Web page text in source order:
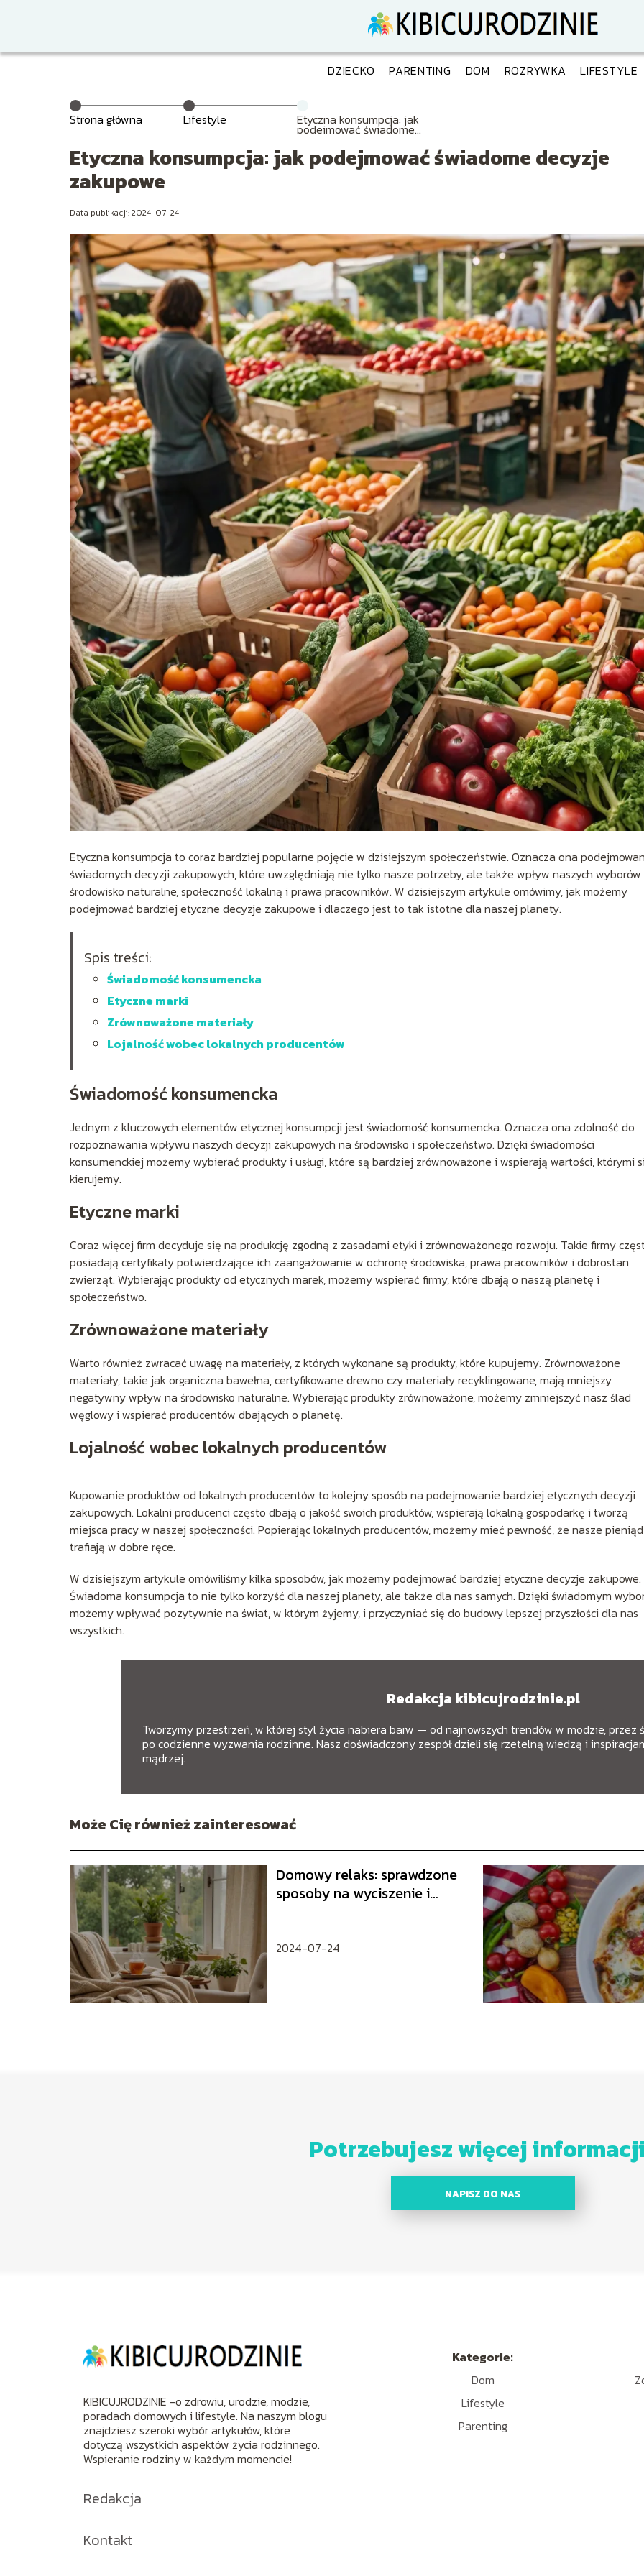
DZIECKO PARENTING DOM ROZRYWKA LIFESTYLE
Strona główna Lifestyle Etyczna konsumpcja: jak
podejmować świadome
decyzje zakupowe
Etyczna konsumpcja: jak podejmować świadome decyzje
zakupowe
Data publikacji: 2024-07-24
Etyczna konsumpcja to coraz bardziej popularne pojęcie w dzisiejszym społeczeństwie. Oznacza ona
świadomych decyzji zakupowych, które uwzględniają nie tylko nasze potrzeby, ale także wpływ naszych wyborów
środowisko naturalne, społeczność lokalną i prawa pracowników. W dzisiejszym artykule omówimy, jak możemy
podejmować bardziej etyczne decyzje zakupowe i dlaczego jest to tak istotne dla naszej planety.
Spis treści:
Świadomość konsumencka
Etyczne marki
Zrównoważone materiały
Lojalność wobec lokalnych producentów
Świadomość konsumencka
Jednym z kluczowych elementów etycznej konsumpcji jest świadomość konsumencka. Oznacza ona zdolność do
rozpoznawania wpływu naszych decyzji zakupowych na środowisko i społeczeństwo. Dzięki świadomości
konsumenckiej możemy wybierać produkty i usługi, które są bardziej zrównoważone i wspierają wartości, którymi
kierujemy.
Etyczne marki
Coraz więcej firm decyduje się na produkcję zgodną z zasadami etyki i zrównoważonego rozwoju. Takie firmy
posiadają certyfikaty potwierdzające ich zaangażowanie w ochronę środowiska, prawa pracowników i dobrostan
zwierząt. Wybierając produkty od etycznych marek, możemy wspierać firmy, które dbają o naszą planetę i
społeczeństwo.
Zrównoważone materiały
Warto również zwracać uwagę na materiały, z których wykonane są produkty, które kupujemy. Zrównoważone
materiały, takie jak organiczna bawełna, certyfikowane drewno czy materiały recyklingowane, mają mniejszy
negatywny wpływ na środowisko naturalne. Wybierając produkty zrównoważone, możemy zmniejszyć nasz ślad
węglowy i wspierać producentów dbających o planetę.
Lojalność wobec lokalnych producentów
Kupowanie produktów od lokalnych producentów to kolejny sposób na podejmowanie bardziej etycznych decyzji
zakupowych. Lokalni producenci często dbają o jakość swoich produktów, wspierają lokalną gospodarkę i tworzą
miejsca pracy w naszej społeczności. Popierając lokalnych producentów, możemy mieć pewność, że nasze
trafiają w dobre ręce.
W dzisiejszym artykule omówiliśmy kilka sposobów, jak możemy podejmować bardziej etyczne decyzje zakupowe.
Świadoma konsumpcja to nie tylko korzyść dla naszej planety, ale także dla nas samych. Dzięki świadomym
możemy wpływać pozytywnie na świat, w którym żyjemy, i przyczyniać się do budowy lepszej przyszłości dla nas
wszystkich.
Redakcja kibicujrodzinie.pl
Tworzymy przestrzeń, w której styl życia nabiera barw — od najnowszych trendów w modzie, przez
po codzienne wyzwania rodzinne. Nasz doświadczony zespół dzieli się rzetelną wiedzą i
mądrzej.
Może Cię również zainteresować
Domowy relaks: sprawdzone
sposoby na wyciszenie i
2024-07-24
Potrzebujesz więcej
NAPISZ DO NAS
KIBICUJRODZINIE -o zdrowiu, urodzie, modzie,
poradach domowych i lifestyle. Na naszym blogu
znajdziesz szeroki wybór artykułów, które
dotyczą wszystkich aspektów życia rodzinnego.
Wspieranie rodziny w każdym momencie!
Redakcja
Kontakt
Kategorie:
Dom
Lifestyle
Parenting